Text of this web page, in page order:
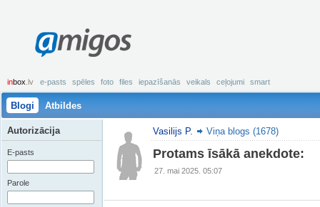
amigos
inbox .lv e-pasts spēles foto files iepazīšanās veikals ceļojumi smart
Blogi Atbildes
Vasilijs P. Viņa blogs (1678)
Protams īsākā anekdote:
27. mai 2025. 05:07
Autorizācija
E-pasts
Parole